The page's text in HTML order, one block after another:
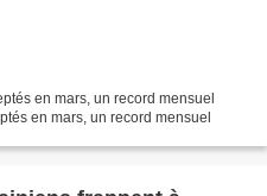
en mars, un record mensuel
en mars, un record mensuel